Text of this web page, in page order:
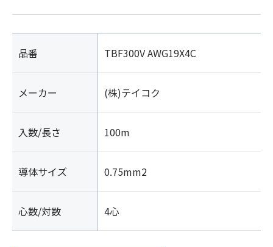
品番 TBF300V AWG19X4C
メーカー (株)テイコク
入数/長さ 100m
導体サイズ 0.75mm2
心数/対数 4心